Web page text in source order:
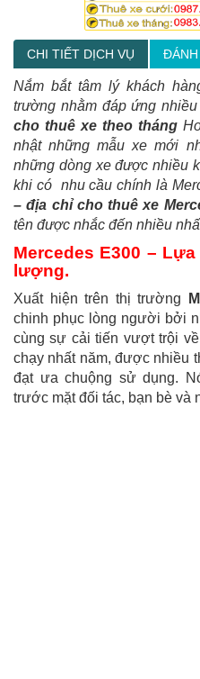
CHI TIẾT DỊCH VỤ
Nắm bắt tâm lý khách
trường nhằm đáp ứng
cho thuê xe theo tháng
nhật những mẫu xe mới
những dòng xe được nhiều
khi có nhu cầu chính là
– địa chỉ cho thuê xe
tên được nhắc đến nhiều
Mercedes E300 –
lượng.
Xuất hiện trên thị trường
chinh phục lòng người bởi
cùng sự cải tiến vượt trội
chạy nhất năm, được nhiều
đạt ưa chuộng sử dụng.
trước mặt đối tác, bạn bè và